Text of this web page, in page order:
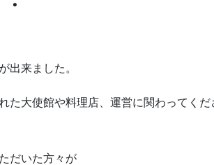
出来ました。
た大使館や料理店、運営に関わってく
だいた方々が